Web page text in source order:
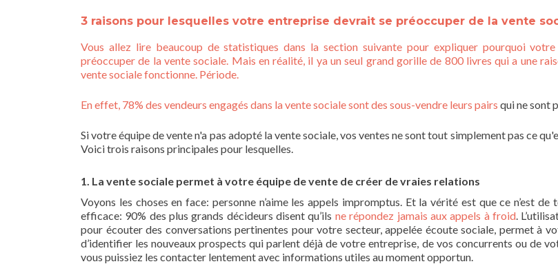
3 raisons pour lesquelles votre entreprise devrait se préoccuper de la vente
Vous allez lire beaucoup de statistiques dans la section suivante pour expliquer pourquoi
préoccuper de la vente sociale. Mais en réalité, il ya un seul grand gorille de 800 livres qui a une
vente sociale fonctionne. Période.
En effet, 78% des vendeurs engagés dans la vente sociale sont des sous-vendre leurs pairs qui ne sont
Si votre équipe de vente n'a pas adopté la vente sociale, vos ventes ne sont tout simplement pas ce
Voici trois raisons principales pour lesquelles.
1. La vente sociale permet à votre équipe de vente de créer de vraies relations
Voyons les choses en face: personne n’aime les appels impromptus. Et la vérité est que ce n’est de
efficace: 90% des plus grands décideurs disent qu’ils ne répondez jamais aux appels à froid.
pour écouter des conversations pertinentes pour votre secteur, appelée écoute sociale, permet à
d’identifier les nouveaux prospects qui parlent déjà de votre entreprise, de vos concurrents ou de
vous puissiez les contacter lentement avec informations utiles au moment opportun.